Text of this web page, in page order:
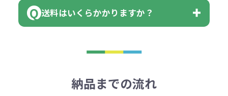
はまらない数を入力すると、アラー
アラートに従って数を調整してくだ
※不良商品をご返却いただけない場
います。あらかじめご了承くださ
※不良商品は商品到着後7営業日以
相談下さい。
なお、印刷代はボリュームディスカ
■ゆうちょ銀行（振替口座）
口座名 株式会社モノベーション
既製品の場合、ご入金確認後3営業
ご入金確認後約3週間となります。
定しているものもあります。
送料はいくらかかりますか？
き別途申し受けます。
納品までの流れ